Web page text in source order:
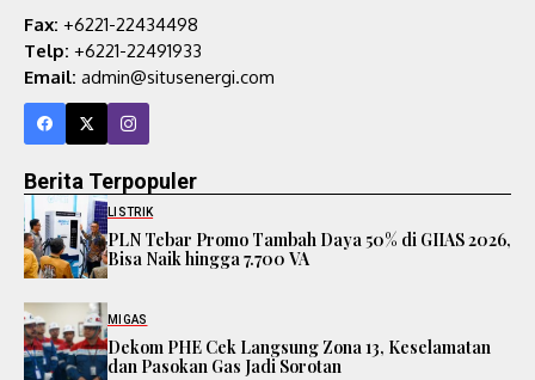
Fax: +6221-22434498
Telp: +6221-22491933
Email: admin@situsenergi.com
Berita Terpopuler
LISTRIK
PLN Tebar Promo Tambah Daya 50% di GIIAS 2026,
Bisa Naik hingga 7.700 VA
MIGAS
Dekom PHE Cek Langsung Zona 13, Keselamatan
dan Pasokan Gas Jadi Sorotan